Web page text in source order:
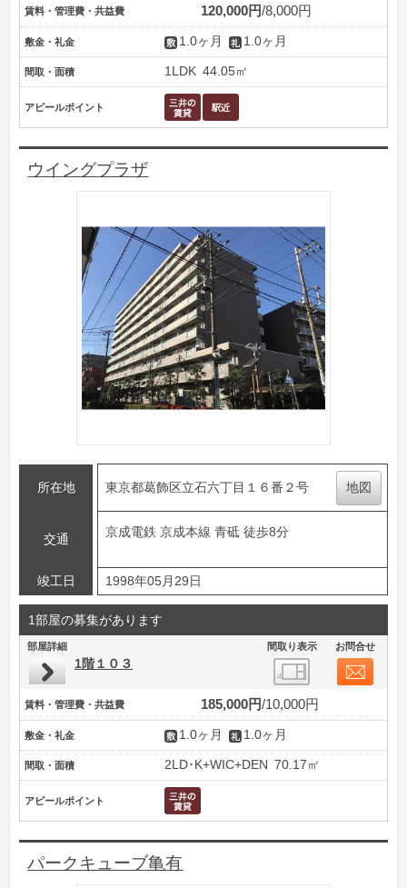
賃料・管理費・共益費 120,000円 8,000円
敷金・礼金 1.0ヶ月 1.0ヶ月
間取・面積 1LDK 44.05㎡
アピールポイント
ウイングプラザ
所在地 東京都葛飾区立石六丁目１６番２号 地図
交通
京成電鉄 京成本線 青砥 徒歩8分
竣工日 1998年05月29日
1部屋の募集があります
部屋詳細 間取り表示 お問合せ
1階１０３
賃料・管理費・共益費 185,000円 10,000円
敷金・礼金 1.0ヶ月 1.0ヶ月
間取・面積 2LD･K+WIC+DEN 70.17㎡
アピールポイント
パークキューブ亀有